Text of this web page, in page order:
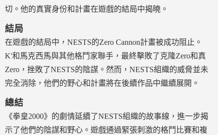
切。他的真實身份和計畫在遊戲的結局中揭曉。
結局
在遊戲的結局中，NESTS的Zero Cannon計畫被成功阻止。
K'和馬克西馬與其他格鬥家聯手，最終擊敗了克隆Zero和真
Zero，挫敗了NESTS的陰謀。然而，NESTS組織的威脅並未
完全消除，他們的野心和計畫將在後續作品中繼續展開。
總結
《拳皇2000》的劇情延續了NESTS組織的故事線，進一步揭
示了他們的陰謀和野心。遊戲通過緊張刺激的格鬥比賽和複